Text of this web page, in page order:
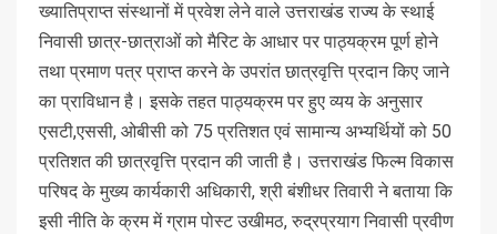
ख्यातिप्राप्त संस्थानों में प्रवेश लेने वाले उत्तराखंड राज्य के स्थाई
निवासी छात्र-छात्राओं को मैरिट के आधार पर पाठ्यक्रम पूर्ण होने
तथा प्रमाण पत्र प्राप्त करने के उपरांत छात्रवृत्ति प्रदान किए जाने
का प्राविधान है। इसके तहत पाठ्यक्रम पर हुए व्यय के अनुसार
एसटी,एससी, ओबीसी को 75 प्रतिशत एवं सामान्य अभ्यर्थियों को 50
प्रतिशत की छात्रवृत्ति प्रदान की जाती है। उत्तराखंड फिल्म विकास
परिषद के मुख्य कार्यकारी अधिकारी, श्री बंशीधर तिवारी ने बताया कि
इसी नीति के क्रम में ग्राम पोस्ट उखीमठ, रुद्रप्रयाग निवासी प्रवीण